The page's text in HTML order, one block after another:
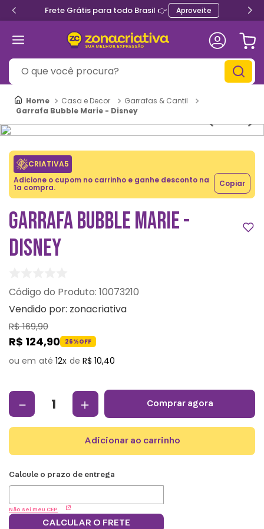
Frete Grátis para todo Brasil 👉 Aproveite
O que você procura?
Casa e Decor
Garrafas & Cantil
Garrafa Bubble Marie - Disney
CRIATIVA5
Adicione o cupom no carrinho e ganhe desconto na
1a compra. Copiar
GARRAFA BUBBLE MARIE -
DISNEY
: 10073210
Vendido por: zonacriativa
R$169,90
R$ 124,90 26%OFF
12 R$ 10,40
＋
－ comprar agora
adicionar ao carrinho
Não sei meu CEP
CALCULAR O FRETE